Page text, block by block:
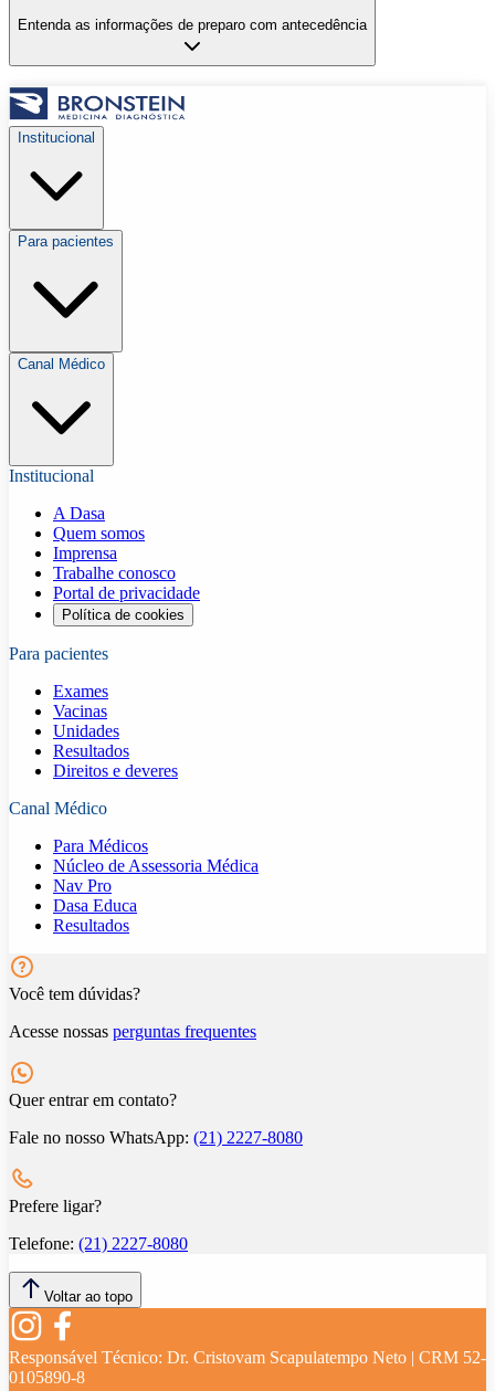
Entenda as informações de preparo com antecedência
Institucional
Para pacientes
Canal Médico
Institucional
A Dasa
Quem somos
Imprensa
Trabalhe conosco
Portal de privacidade
Política de cookies
Para pacientes
Exames
Vacinas
Unidades
Resultados
Direitos e deveres
Canal Médico
Para Médicos
Núcleo de Assessoria Médica
Nav Pro
Dasa Educa
Resultados
Você tem dúvidas?
Acesse nossas perguntas frequentes
Quer entrar em contato?
Fale no nosso WhatsApp: (21) 2227-8080
Prefere ligar?
Telefone: (21) 2227-8080
Voltar ao topo
Responsável Técnico: Dr. Cristovam Scapulatempo Neto | CRM 52-
0105890-8